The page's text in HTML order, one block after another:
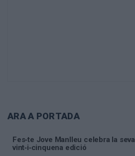
ARA A PORTADA
Fes‑te Jove Manlleu celebra la seva
vint‑i‑cinquena edició